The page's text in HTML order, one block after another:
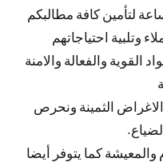
تنظيف منازل خدمة 24ساعة لتأمين كافة مطالبكم
وتلبية احتياجاتهم
القوية والفعالة والامنة
الثمينة ونحرص
كما يتوفر أيضا